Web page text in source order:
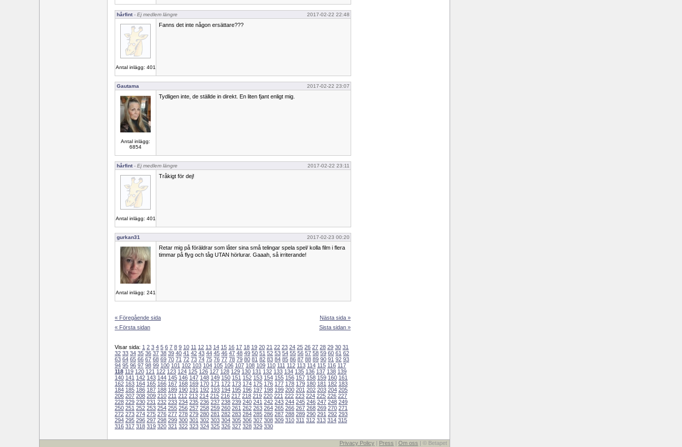
hårfint- Ej medlem längre 2017-02-22 22:48
Antal inlägg: 401
Fanns det inte någon ersättare???
Gautama 2017-02-22 23:07
Antal inlägg:
6854
Tydligen inte, de ställde in direkt. En liten fjant enligt mig.
hårfint- Ej medlem längre 2017-02-22 23:11
Antal inlägg: 401
Tråkigt för dej!
gurkan31 2017-02-23 00:20
Antal inlägg: 241
Retar mig på föräldrar som låter sina små telingar spela spel/ kolla film i flera
timmar på flyg och tåg UTAN hörlurar. Gaaah, så irriterande!
« Föregående sida
« Första sidan
Nästa sida »
Sista sidan »
Visar sida: 1 2 3 4 5 6 7 8 9 10 11 12 13 14 15 16 17 18 19 20 21 22 23 24 25 26 27 28 29 30 31
32 33 34 35 36 37 38 39 40 41 42 43 44 45 46 47 48 49 50 51 52 53 54 55 56 57 58 59 60 61 62
63 64 65 66 67 68 69 70 71 72 73 74 75 76 77 78 79 80 81 82 83 84 85 86 87 88 89 90 91 92 93
94 95 96 97 98 99 100 101 102 103 104 105 106 107 108 109 110 111 112 113 114 115 116 117
118 119 120 121 122 123 124 125 126 127 128 129 130 131 132 133 134 135 136 137 138 139
140 141 142 143 144 145 146 147 148 149 150 151 152 153 154 155 156 157 158 159 160 161
162 163 164 165 166 167 168 169 170 171 172 173 174 175 176 177 178 179 180 181 182 183
184 185 186 187 188 189 190 191 192 193 194 195 196 197 198 199 200 201 202 203 204 205
206 207 208 209 210 211 212 213 214 215 216 217 218 219 220 221 222 223 224 225 226 227
228 229 230 231 232 233 234 235 236 237 238 239 240 241 242 243 244 245 246 247 248 249
250 251 252 253 254 255 256 257 258 259 260 261 262 263 264 265 266 267 268 269 270 271
272 273 274 275 276 277 278 279 280 281 282 283 284 285 286 287 288 289 290 291 292 293
294 295 296 297 298 299 300 301 302 303 304 305 306 307 308 309 310 311 312 313 314 315
316 317 318 319 320 321 322 323 324 325 326 327 328 329 330
Privacy Policy | Press | Om oss | © Betapet